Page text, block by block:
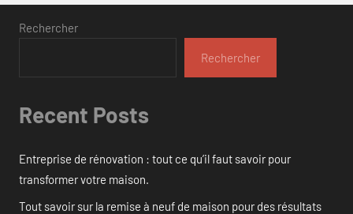
Rechercher
Rechercher
Recent Posts
Entreprise de rénovation : tout ce qu’il faut savoir pour
transformer votre maison.
Tout savoir sur la remise à neuf de maison pour des résultats